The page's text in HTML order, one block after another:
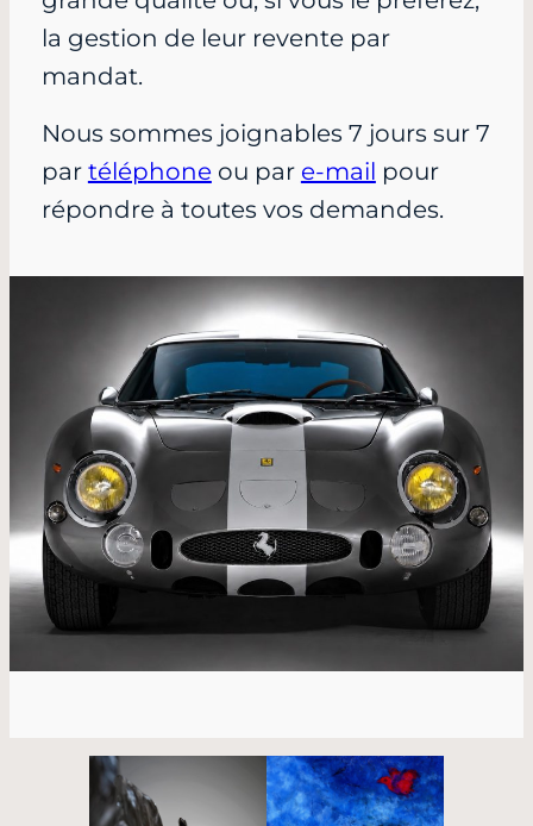
la gestion de leur revente par
mandat.
Nous sommes joignables 7 jours sur 7
par téléphoneou par e-mail pour
répondre à toutes vos demandes.